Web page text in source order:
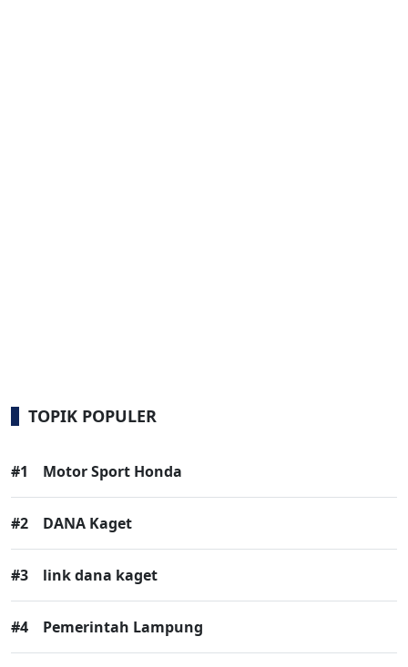
TOPIK POPULER
#1 Motor Sport Honda
#2 DANA Kaget
#3 link dana kaget
#4 Pemerintah Lampung